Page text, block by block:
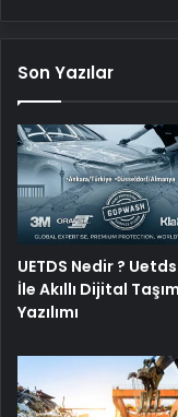
Son Yazılar
UETDS Nedir ?
İle Akıllı Dijital
Yazılımı